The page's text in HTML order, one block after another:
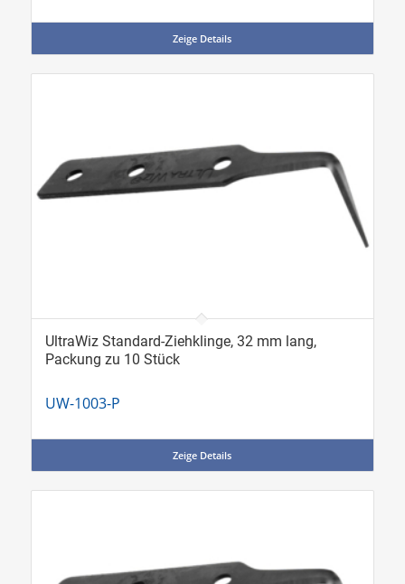
Zeige Details
UltraWiz Standard-Ziehklinge, 32 mm lang,
Packung zu 10 Stück
UW-1003-P
Zeige Details